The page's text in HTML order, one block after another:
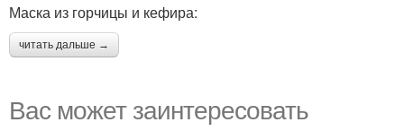
Маска из горчицы и кефира:
читать дальше →
Вас может заинтересовать